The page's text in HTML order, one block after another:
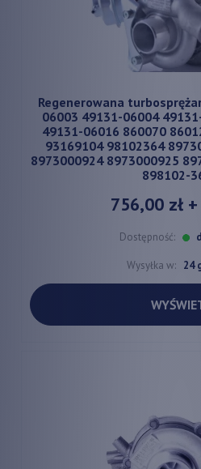
Regenerowana
06003 49131-06004
49131-06016 860070
93169104 98102364
8973000924 8973000925
898102-
756,00 zł+
Dostępność:
Wysyłka w: 24